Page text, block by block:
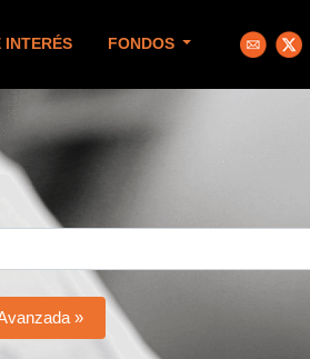
INTERÉS FONDOS
»